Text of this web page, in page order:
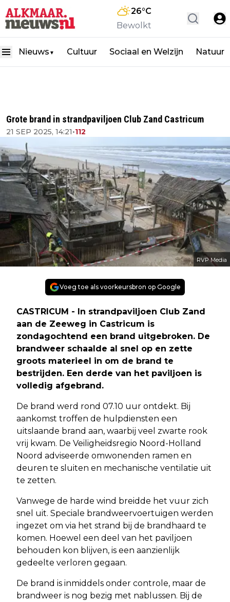
26°C
Bewolkt
Nieuws ▼ Cultuur Sociaal en Welzijn Natuur
Grote brand in strandpaviljoen Club Zand Castricum
21 SEP 2025, 14:21•112
RVP Media
Voeg toe als voorkeursbron op Google
CASTRICUM - In strandpaviljoen Club Zand
aan de Zeeweg in Castricum is
zondagochtend een brand uitgebroken. De
brandweer schaalde al snel op en zette
groots materieel in om de brand te
bestrijden. Een derde van het paviljoen is
volledig afgebrand.
De brand werd rond 07.10 uur ontdekt. Bij
aankomst troffen de hulpdiensten een
uitslaande brand aan, waarbij veel zwarte rook
vrij kwam. De Veiligheidsregio Noord-Holland
Noord adviseerde omwonenden ramen en
deuren te sluiten en mechanische ventilatie uit
te zetten.
Vanwege de harde wind breidde het vuur zich
snel uit. Speciale brandweervoertuigen werden
ingezet om via het strand bij de brandhaard te
komen. Hoewel een deel van het paviljoen
behouden kon blijven, is een aanzienlijk
gedeelte verloren gegaan.
De brand is inmiddels onder controle, maar de
brandweer is nog bezig met nablussen. Bij de